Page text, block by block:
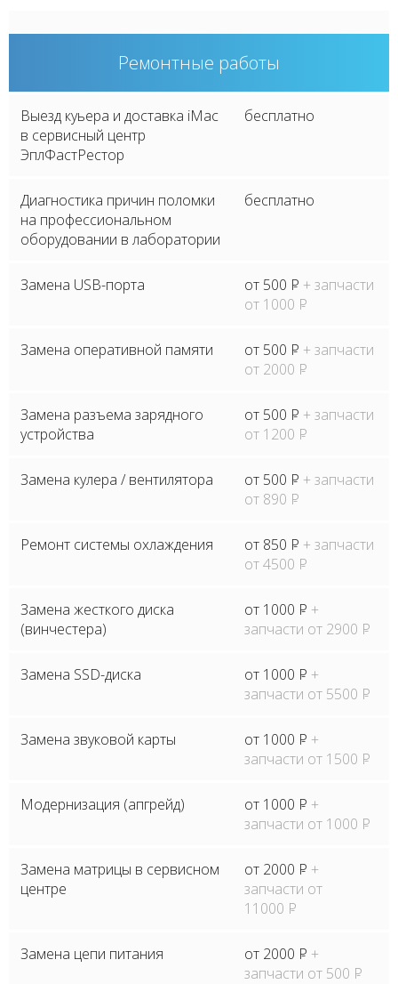
Ремонтные работы
Выезд куьера и доставка iMac
в сервисный центр
ЭплФастРестор
бесплатно
Диагностика причин поломки
на профессиональном
оборудовании в лаборатории
бесплатно
Замена USB-порта от 500 P + запчасти
от 1000 P
Замена оперативной памяти от 500 P + запчасти
от 2000 P
Замена разъема зарядного
устройства
от 500 P + запчасти
от 1200 P
Замена кулера / вентилятора от 500 P + запчасти
от 890 P
Ремонт системы охлаждения от 850 P + запчасти
от 4500 P
Замена жесткого диска
(винчестера)
от 1000 P +
запчасти от 2900 P
Замена SSD-диска от 1000 P +
запчасти от 5500 P
Замена звуковой карты от 1000 P +
запчасти от 1500 P
Модернизация (апгрейд) от 1000 P +
запчасти от 1000 P
Замена матрицы в сервисном
центре
от 2000 P +
запчасти от
11000 P
Замена цепи питания от 2000 P +
запчасти от 500 P